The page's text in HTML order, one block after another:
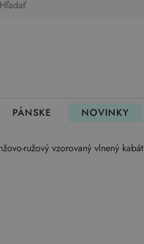
rezervácie
PÁNSKE NOVINKY
ružový vzorovaný vlnený kabát